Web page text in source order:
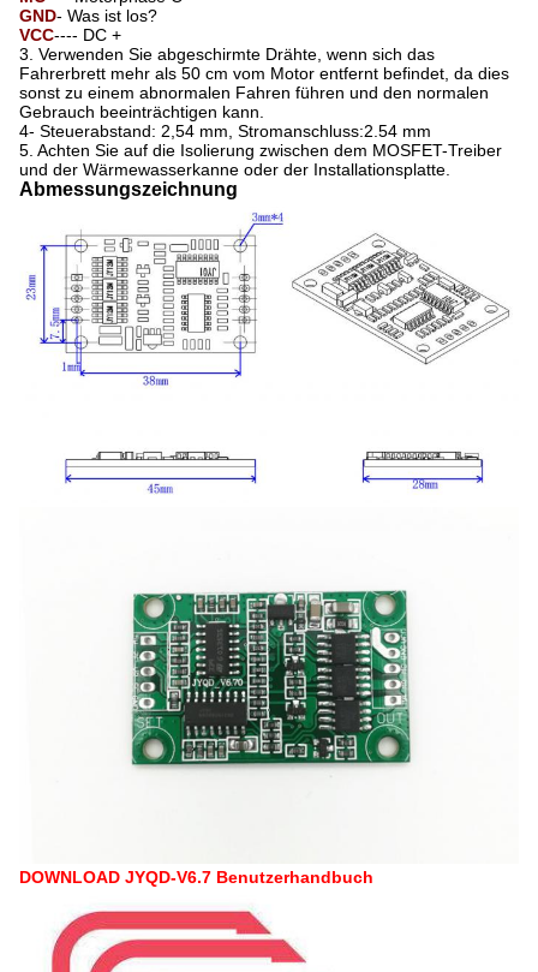
GND- Was ist los?
VCC---- DC +
3. Verwenden Sie abgeschirmte Drähte, wenn sich das
Fahrerbrett mehr als 50 cm vom Motor entfernt befindet, da dies
sonst zu einem abnormalen Fahren führen und den normalen
Gebrauch beeinträchtigen kann.
4- Steuerabstand: 2,54 mm, Stromanschluss:2.54 mm
5. Achten Sie auf die Isolierung zwischen dem MOSFET-Treiber
und der Wärmewasserkanne oder der Installationsplatte.
Abmessungszeichnung
DOWNLOAD JYQD-V6.7 Benutzerhandbuch